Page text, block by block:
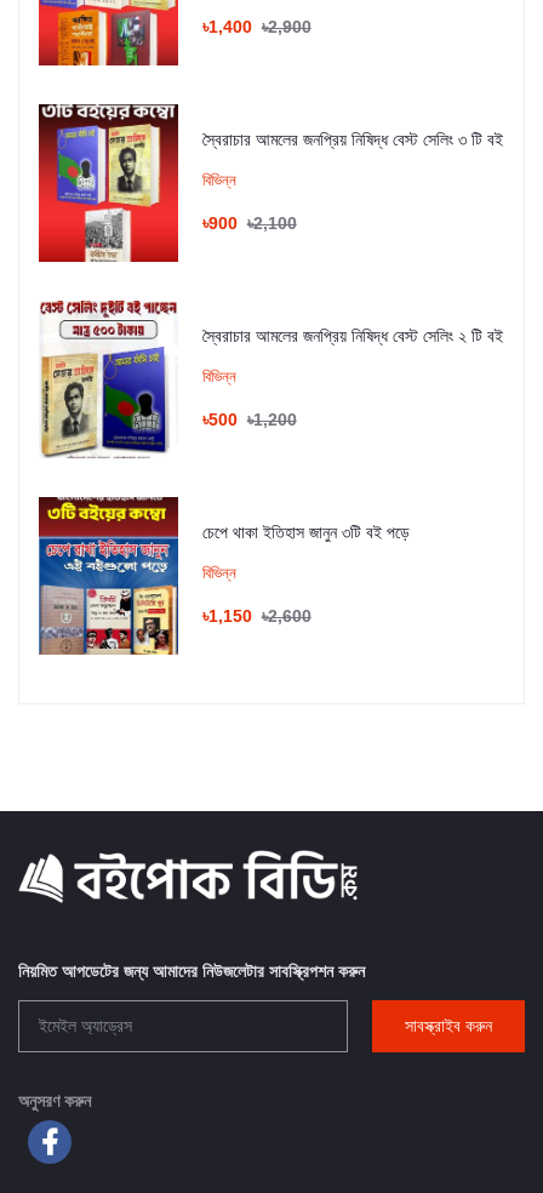
৳1,400 ৳2,900
স্বৈরাচার আমলের জনপ্রিয় নিষিদ্ধ বেস্ট সেলিং ৩ টি বই
বিভিন্ন
৳900 ৳2,100
স্বৈরাচার আমলের জনপ্রিয় নিষিদ্ধ বেস্ট সেলিং ২ টি বই
বিভিন্ন
৳500 ৳1,200
চেপে থাকা ইতিহাস জানুন ৩টি বই পড়ে
বিভিন্ন
৳1,150 ৳2,600
নিয়মিত আপডেটের জন্য আমাদের নিউজলেটার সাবস্ক্রিপশন করুন
সাবস্ক্রাইব করুন
অনুসরণ করুন